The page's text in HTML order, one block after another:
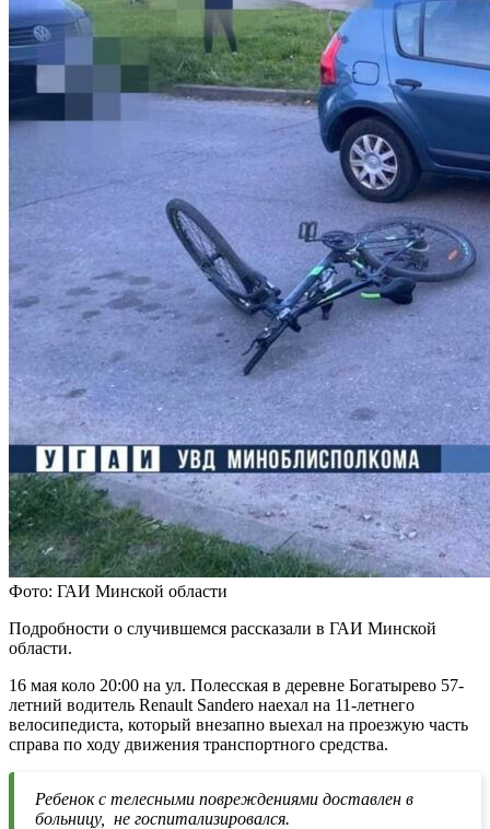
Фото: ГАИ Минской области
Подробности о случившемся рассказали в ГАИ Минской
области.
16 мая коло 20:00 на ул. Полесская в деревне Богатырево 57-
летний водитель Renault Sandero наехал на 11-летнего
велосипедиста, который внезапно выехал на проезжую часть
справа по ходу движения транспортного средства.
Ребенок с телесными повреждениями доставлен в
больницу, не госпитализировался.